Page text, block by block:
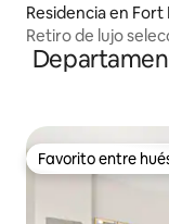
Residencia en
Retiro de lujo
la playa
Favorito entre
Favorito entre